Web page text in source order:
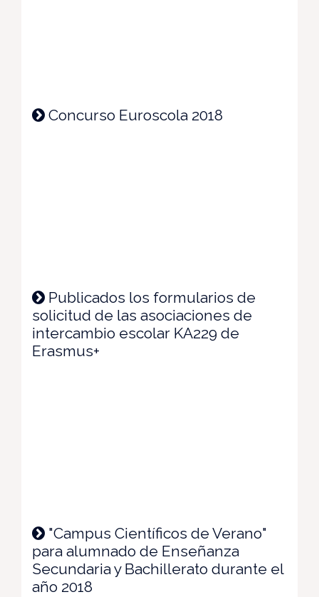
Concurso Euroscola 2018
Publicados los formularios de
solicitud de las asociaciones de
intercambio escolar KA229 de
Erasmus+
"Campus Científicos de Verano"
para alumnado de Enseñanza
Secundaria y Bachillerato durante el
año 2018